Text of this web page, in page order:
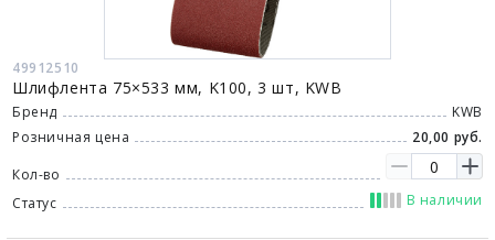
49912510
Шлифлента 75×533 мм, K100, 3 шт, KWB
Бренд
KWB
Розничная цена
20,00 руб.
Кол-во
Статус
В наличии